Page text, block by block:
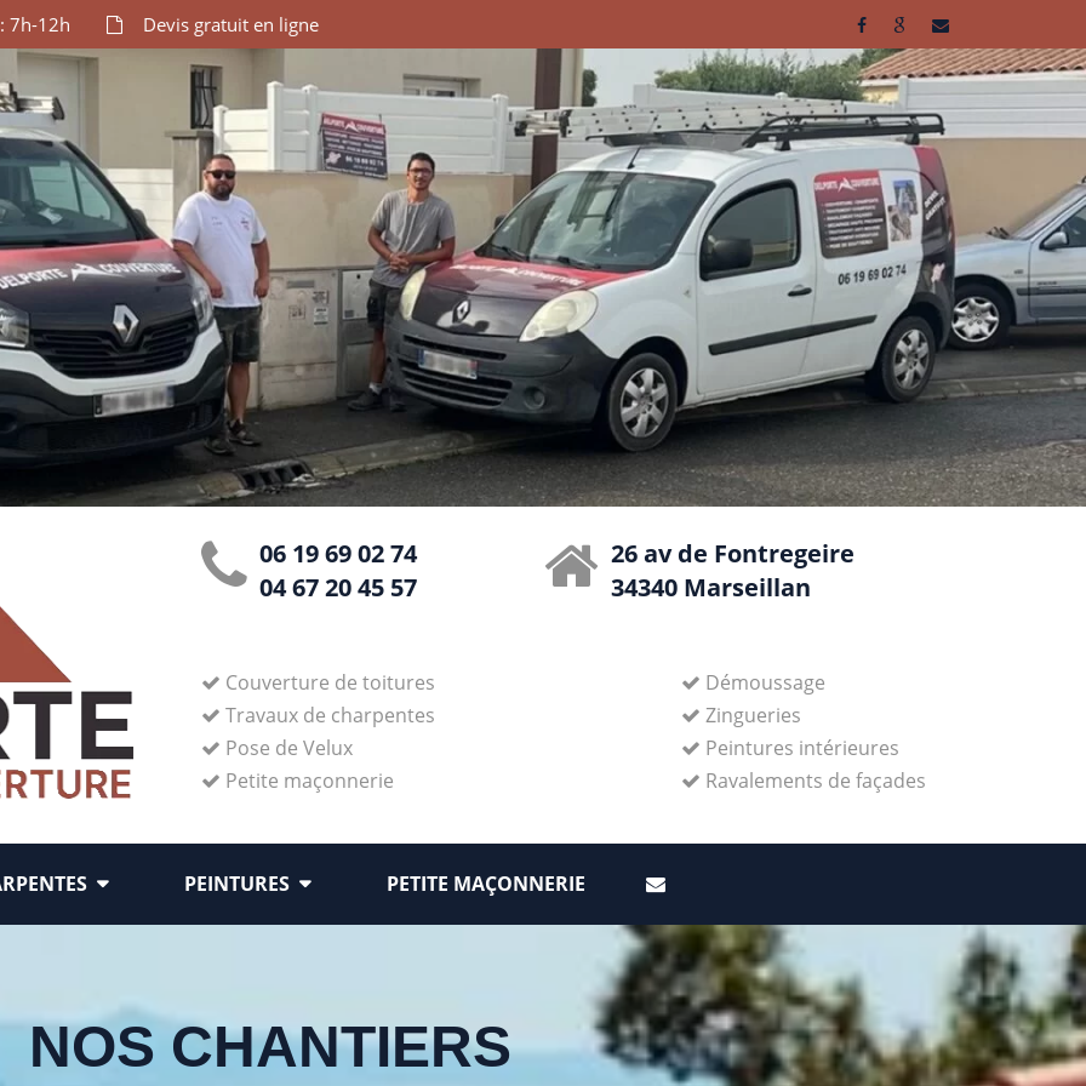
7h-12h Devis gratuit en ligne
06 19 69 02 74
04 67 20 45 57
26 av de Fontregeire
34340 Marseillan
Couverture de toitures
Travaux de charpentes
Pose de Velux
Petite maçonnerie
Démoussage
Zingueries
Peintures intérieures
Ravalements de façades
PEINTURES PETITE MAÇONNERIE
NOS CHANTIERS